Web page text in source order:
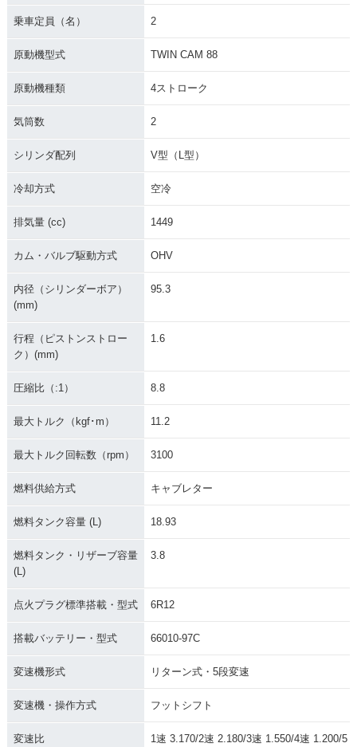
King・カラーチェン
ad King Classic・
2010年 FLHRC Ro
2010年 FLHR Road
2009年 FLHR Road
King
2005年 FLHR Road
King
2002年 FLHR Road
King
2001年 FLHRI Roa
乗車定員（名） 2
原動機型式 TWIN CAM 88
原動機種類 4ストローク
気筒数 2
シリンダ配列 V型（L型）
冷却方式 空冷
排気量 (cc) 1449
カム・バルブ駆動方式 OHV
内径（シリンダーボア）
(mm)
95.3
行程（ピストンストロー
ク）(mm)
1.6
圧縮比（:1） 8.8
最大トルク（kgf･m） 11.2
最大トルク回転数（rpm） 3100
燃料供給方式 キャブレター
燃料タンク容量 (L) 18.93
燃料タンク・リザーブ容量
(L)
3.8
点火プラグ標準搭載・型式 6R12
搭載バッテリー・型式 66010-97C
変速機形式 リターン式・5段変速
変速機・操作方式 フットシフト
変速比
1速 3.170/2速 2.180/3速 1.550/4速 1.200/5